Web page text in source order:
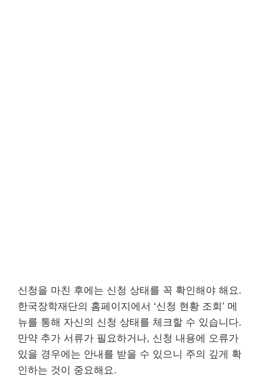
신청을 마친 후에는 신청 상태를 꼭 확인해야 해요.
한국장학재단의 홈페이지에서 ‘신청 현황 조회’ 메
뉴를 통해 자신의 신청 상태를 체크할 수 있습니다.
만약 추가 서류가 필요하거나, 신청 내용에 오류가
있을 경우에는 안내를 받을 수 있으니 주의 깊게 확
인하는 것이 중요해요.